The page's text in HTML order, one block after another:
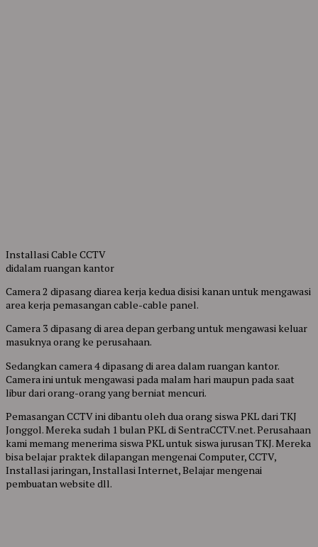
Installasi Cable CCTV
didalam ruangan kantor
Camera 2 dipasang diarea kerja kedua disisi kanan untuk mengawasi
area kerja pemasangan cable-cable panel.
Camera 3 dipasang di area depan gerbang untuk mengawasi keluar
masuknya orang ke perusahaan.
Sedangkan camera 4 dipasang di area dalam ruangan kantor.
Camera ini untuk mengawasi pada malam hari maupun pada saat
libur dari orang-orang yang berniat mencuri.
Pemasangan CCTV ini dibantu oleh dua orang siswa PKL dari TKJ
Jonggol. Mereka sudah 1 bulan PKL di SentraCCTV.net. Perusahaan
kami memang menerima siswa PKL untuk siswa jurusan TKJ. Mereka
bisa belajar praktek dilapangan mengenai Computer, CCTV,
Installasi jaringan, Installasi Internet, Belajar mengenai
pembuatan website dll.